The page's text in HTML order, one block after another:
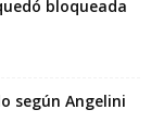
bloqueada
según Angelini